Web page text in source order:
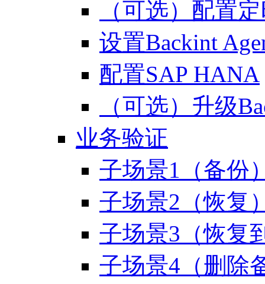
（可选）配置
设置Backint
配置SAP HANA
（可选）升级
业务验证
子场景1（备份
子场景2（恢复
子场景3（恢复
子场景4（删除